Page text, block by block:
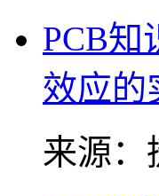
PCB知
效应的
来源：